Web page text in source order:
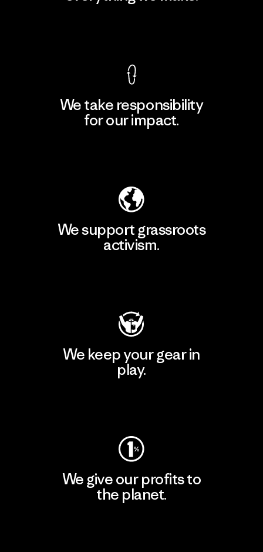
We take responsibility
for our impact.
We support grassroots
activism.
We keep your gear in
play.
We give our profits to
the planet.